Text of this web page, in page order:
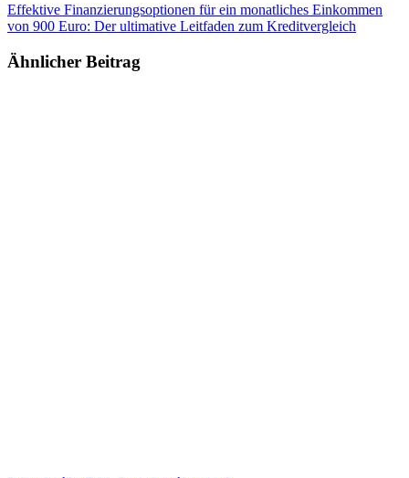
Effektive Finanzierungsoptionen für ein monatliches Einkommen
von 900 Euro: Der ultimative Leitfaden zum Kreditvergleich
Ähnlicher Beitrag